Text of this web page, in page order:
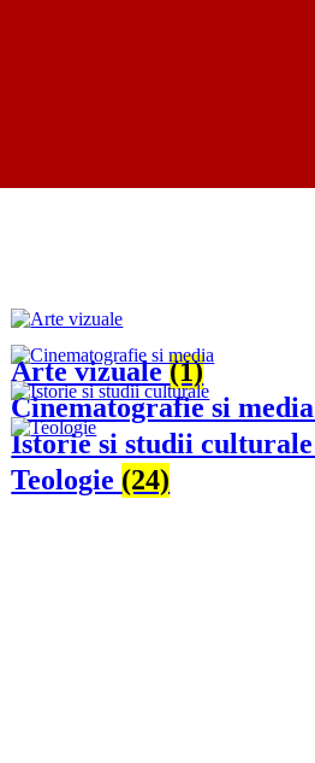
Arte vizuale(1)
Cinematografie si media
Istorie si studii culturale
Teologie (24)